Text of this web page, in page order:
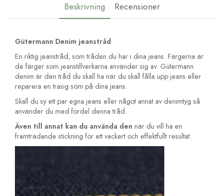
Beskrivning Recensioner
Gütermann Denim jeanstråd
En riktig jeanstråd, som tråden du har i dina jeans. Färgerna är
de färger som jeanstillverkarna använder sig av. Gütermann
denim är den tråd du skall ha när du skall fålla upp jeans eller
reparera en trasig söm på dina jeans.
Skall du sy ett par egna jeans eller något annat av denimtyg så
använder du med fördel denna tråd.
Även till annat kan du använda den när du vill ha en
framträdande stickning för ett vackert och effektfullt resultat.